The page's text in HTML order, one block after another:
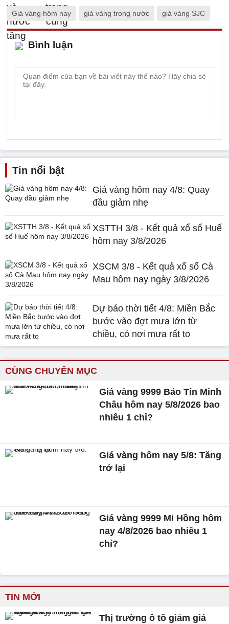
Giá vàng hôm nay giá vàng trong nước giá vàng SJC
Bình luận
Tin nổi bật
Giá vàng hôm nay 4/8: Quay
đầu giảm nhẹ
XSTTH 3/8 - Kết quả xổ số Huế
hôm nay 3/8/2026
XSCM 3/8 - Kết quả xổ số Cà
Mau hôm nay ngày 3/8/2026
Dự báo thời tiết 4/8: Miền Bắc
bước vào đợt mưa lớn từ
chiều, có nơi mưa rất to
CÙNG CHUYÊN MỤC
Giá vàng 9999 Bảo Tín Minh
Châu hôm nay 5/8/2026 bao
nhiêu 1 chỉ?
Giá vàng hôm nay 5/8: Tăng
trở lại
Giá vàng 9999 Mi Hồng hôm
nay 4/8/2026 bao nhiêu 1
chỉ?
TIN MỚI
Thị trường ô tô giảm giá